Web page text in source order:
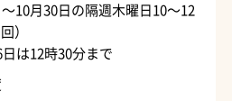
10月30日の隔週木曜日10～12
）
は12時30分まで